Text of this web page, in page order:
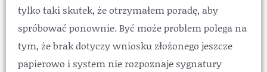
tylko taki skutek, że otrzymałem poradę, aby
spróbować ponownie. Być może problem polega na
tym, że brak dotyczy wniosku złożonego jeszcze
papierowo i system nie rozpoznaje sygnatury